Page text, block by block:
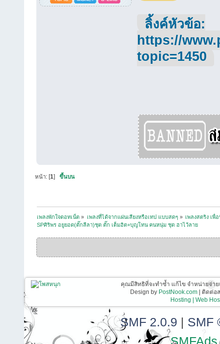
ลิ้งค์หัวข้อ:
https://
topic=1450
หน้า: [1 ]ขึ้นบน
เพลงพักใจดอทเน็ต » เพลงที่ได้จากแผ่นเสียงหรือเทป แบบสดๆ » เพลงสตริง เพื่
SPศิริพร อยูยอด(ตั๊กลีลา)ชุด ตั๊ก เต็มฮิต+บุญโทน คนหนุ่ม ชุด ฮาไว้ลาย
คุณมีสิทธิที่จะทำซ้ำ แก้ไข จำหน่ายจ่า
Design by PostNook.com| ติดต่อส
Hosting | Web
SMF 2.0.9 | SMF
SMFAds